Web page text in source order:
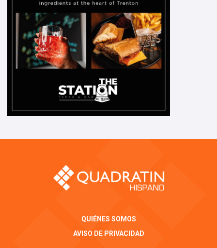
QUIÉNES SOMOS
AVISO DE PRIVACIDAD